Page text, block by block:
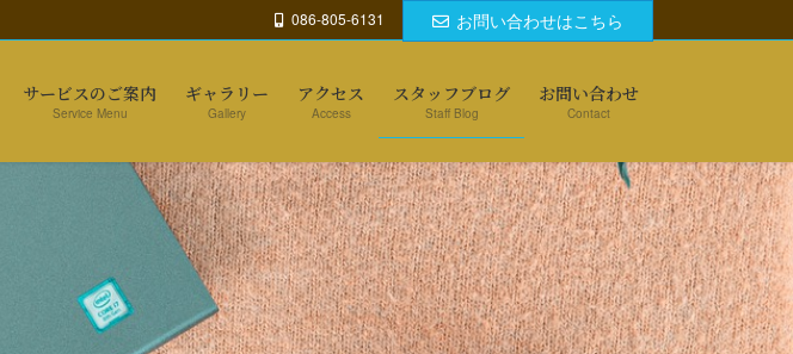
086-805-6131 お問い合わせはこちら
サービスのご案内
Service Menu
ギャラリー
Gallery
アクセス
Access
スタッフブログ
Staff Blog
お問い合わせ
Contact